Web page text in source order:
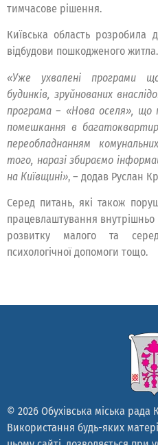
тимчасове рішення.
Київська область розробила
відбудови пошкодженого житла.
«Уже ухвалені програми
будинків, зруйнованих
програма – «Нова оселя», що
помешкання в
переобладнанням
того, наразі збираємо
на Київщині», – додав Руслан
Серед питань, які також
працевлаштування
розвитку малого та
психологічної допомоги тощо.
© 2026 Обухівська міська рада
Використання будь-яких